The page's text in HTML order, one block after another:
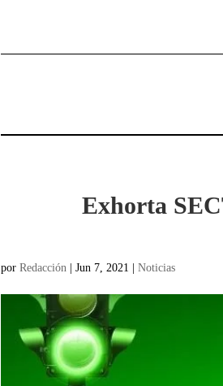
Exhorta
porRedacción |Jun 7, 2021 |Noticias